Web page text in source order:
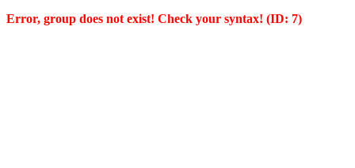
Error, group does not exist! Check your syntax! (ID: 7)